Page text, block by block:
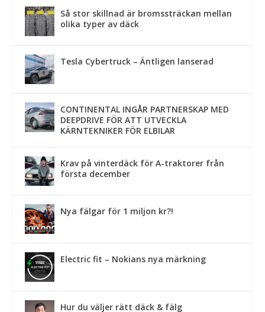
Så stor skillnad är bromssträckan mellan
olika typer av däck
Tesla Cybertruck – Äntligen lanserad
CONTINENTAL INGÅR PARTNERSKAP MED
DEEPDRIVE FÖR ATT UTVECKLA
KÄRNTEKNIKER FÖR ELBILAR
Krav på vinterdäck för A-traktorer från
första december
Nya fälgar för 1 miljon kr?!
Electric fit – Nokians nya märkning
Hur du väljer rätt däck & fälg